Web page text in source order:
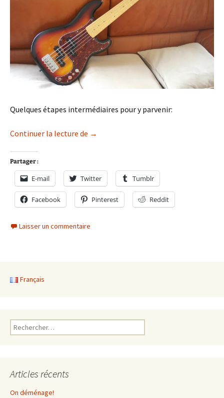
Quelques étapes intermédiaires pour y parvenir:
Continuer la lecture de Double P Bass
→
Partager :
E-mail Twitter Tumblr
Facebook Pinterest Reddit
Laisser un commentaire
Français
Rechercher :
Articles récents
On déménage!